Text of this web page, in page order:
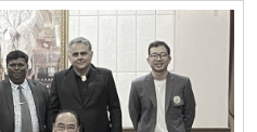
อนมหาวิทยาลัยแม่โจ้เพื่อหารือ
ฏิบัติการ International Talent
ณ มหาวิทยาลัยแม่โจ้
เป็นหน่วยงานที่จัดตั้งขึ้นโดย
เพื่อเป็นหน่วยงานในการขับ